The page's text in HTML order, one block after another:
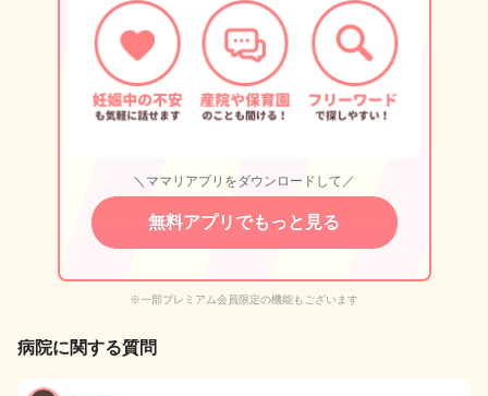
＼ママリアプリをダウンロードして／
無料アプリでもっと見る
※一部プレミアム会員限定の機能もございます
病院に関する質問